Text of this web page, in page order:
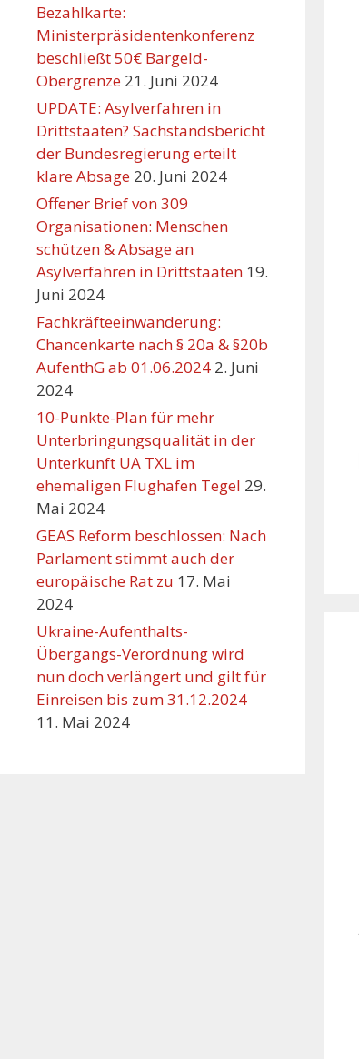
Bezahlkarte:
Ministerpräsidentenkonferenz
beschließt 50€ Bargeld-
Obergrenze 21. Juni 2024
UPDATE: Asylverfahren in
Drittstaaten? Sachstandsbericht
der Bundesregierung erteilt
klare Absage 20. Juni 2024
Offener Brief von 309
Organisationen: Menschen
schützen & Absage an
Asylverfahren in Drittstaaten 19.
Juni 2024
Fachkräfteeinwanderung:
Chancenkarte nach § 20a & §20b
AufenthG ab 01.06.2024 2. Juni
2024
10-Punkte-Plan für mehr
Unterbringungsqualität in der
Unterkunft UA TXL im
ehemaligen Flughafen Tegel 29.
Mai 2024
GEAS Reform beschlossen: Nach
Parlament stimmt auch der
europäische Rat zu 17. Mai
2024
Ukraine-Aufenthalts-
Übergangs-Verordnung wird
nun doch verlängert und gilt für
Einreisen bis zum 31.12.2024
11. Mai 2024